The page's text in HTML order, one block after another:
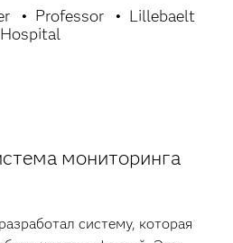
Professor
Lillebaelt
Hospital
мониторинга
систему, которая